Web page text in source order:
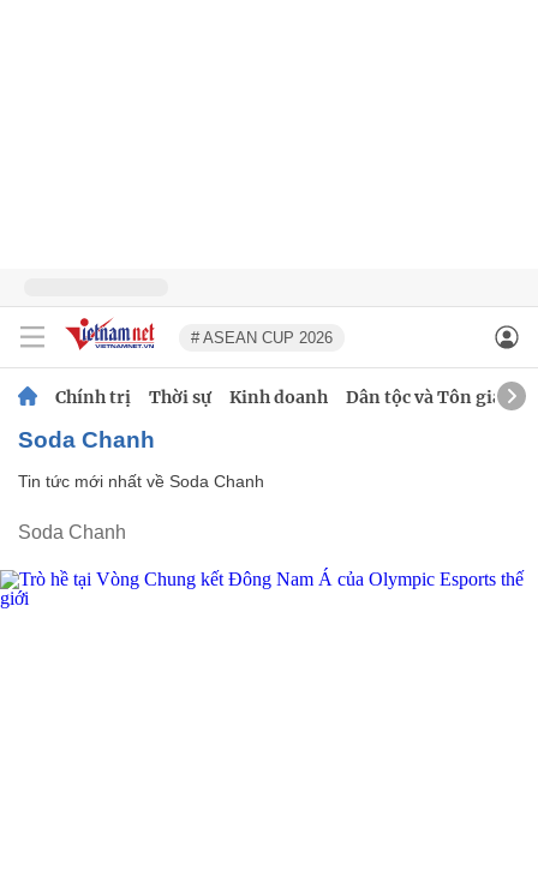
# ASEAN CUP 2026
Chính trị Thời sự Kinh doanh Dân tộc và Tôn giáo
Soda Chanh
Tin tức mới nhất về Soda Chanh
Soda Chanh